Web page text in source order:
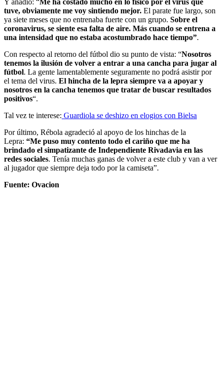
tuve, obviamente me voy sintiendo mejor. El parate fue largo, son
ya siete meses que no entrenaba fuerte con un grupo. Sobre el
coronavirus, se siente esa falta de aire. Más cuando se entrena a
una intensidad que no estaba acostumbrado hace tiempo”.
Con respecto al retorno del fútbol dio su punto de vista: “Nosotros
tenemos la ilusión de volver a entrar a una cancha para jugar al
fútbol. La gente lamentablemente seguramente no podrá asistir por
el tema del virus. El hincha de la lepra siempre va a apoyar y
nosotros en la cancha tenemos que tratar de buscar resultados
positivos“.
Tal vez te interese: Guardiola se deshizo en elogios con Bielsa
Por último, Rébola agradeció al apoyo de los hinchas de la
Lepra: “Me puso muy contento todo el cariño que me ha
brindado el simpatizante de Independiente Rivadavia en las
redes sociales. Tenía muchas ganas de volver a este club y van a ver
al jugador que siempre deja todo por la camiseta”.
Fuente: Ovacion